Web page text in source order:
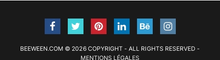
BEEWEEN.COM © 2026 COPYRIGHT - ALL RIGHTS RESERVED -
MENTIONS LÉGALES